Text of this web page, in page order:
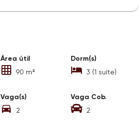
Área útil
90 m²
Dorm(s)
3 (1 suíte)
Vaga(s)
2
Vaga Cob.
2